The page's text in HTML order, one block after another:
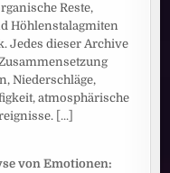
Reste,
Höhlenstalagmiten
Jedes dieser Archive
Niederschläge,
atmosphärische
[...]
von Emotionen: